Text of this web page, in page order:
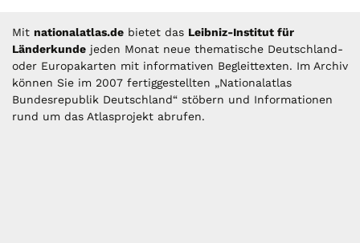
Mit nationalatlas.de bietet das Leibniz-Institut für
Länderkunde jeden Monat neue thematische Deutschland-
oder Europakarten mit informativen Begleittexten. Im Archiv
können Sie im 2007 fertiggestellten „Nationalatlas
Bundesrepublik Deutschland“ stöbern und Informationen
rund um das Atlasprojekt abrufen.